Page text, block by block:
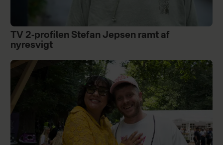
TV 2-profilen Stefan Jepsen ramt af
nyresvigt